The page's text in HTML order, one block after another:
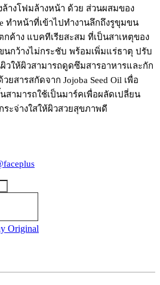
างโฟมล้างหน้า ด้วย ส่วนผสมของ
ทําหน้าที่เข้าไปทํางานลึกถึงรูขุมขน
กค้าง แบคทีเรียสะสม ที่เป็นสาเหตุของ
กว้างไม่กระชับ พร้อมเพิ่มแร่ธาตุ ปรับ
วให้ผิวสามารถดูดซึมสารอาหารและกัก
สารสกัดจาก Jojoba Seed Oil เพื่อ
ามารถใช้เป็นมาร์คเพื่อผลัดเปลี่ยน
ะจ่างใสให้ผิวสวยสุขภาพดี
Original